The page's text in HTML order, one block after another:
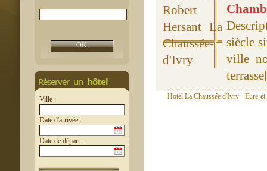
Réserver un hôtel
Ville :
Date d'arrivée :
Date de départ :
siècle
ville
Hotel La Chaussée d'Ivry - Eure-